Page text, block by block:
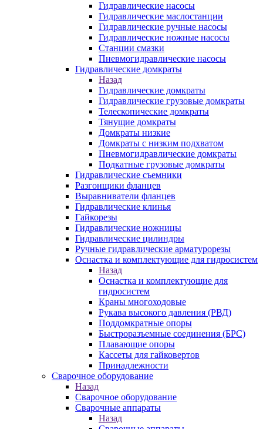
Гидравлические насосы
Гидравлические маслостанции
Гидравлические ручные насосы
Гидравлические ножные насосы
Станции смазки
Пневмогидравлические насосы
Гидравлические домкраты
Назад
Гидравлические домкраты
Гидравлические грузовые домкраты
Телескопические домкраты
Тянущие домкраты
Домкраты низкие
Домкраты с низким подхватом
Пневмогидравлические домкраты
Подкатные грузовые домкраты
Гидравлические съемники
Разгонщики фланцев
Выравниватели фланцев
Гидравлические клинья
Гайкорезы
Гидравлические ножницы
Гидравлические цилиндры
Ручные гидравлические арматурорезы
Оснастка и комплектующие для гидросистем
Назад
Оснастка и комплектующие для
гидросистем
Краны многоходовые
Рукава высокого давления (РВД)
Поддомкратные опоры
Быстроразъемные соединения (БРС)
Плавающие опоры
Кассеты для гайковертов
Принадлежности
Сварочное оборудование
Назад
Сварочное оборудование
Сварочные аппараты
Назад